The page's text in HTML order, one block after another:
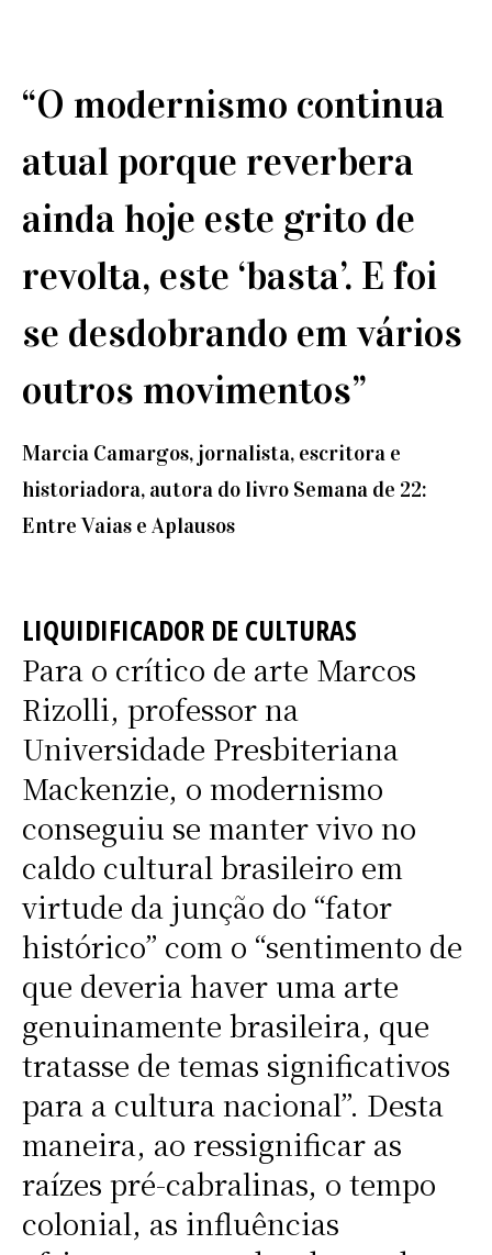
“O modernismo continua
atual porque reverbera
ainda hoje este grito de
revolta, este ‘basta’. E foi
se desdobrando em vários
outros movimentos”
Marcia Camargos, jornalista, escritora e
historiadora, autora do livro Semana de 22:
Entre Vaias e Aplausos
LIQUIDIFICADOR DE CULTURAS
Para o crítico de arte Marcos
Rizolli, professor na
Universidade Presbiteriana
Mackenzie, o modernismo
conseguiu se manter vivo no
caldo cultural brasileiro em
virtude da junção do “fator
histórico” com o “sentimento de
que deveria haver uma arte
genuinamente brasileira, que
tratasse de temas significativos
para a cultura nacional”. Desta
maneira, ao ressignificar as
raízes pré-cabralinas, o tempo
colonial, as influências